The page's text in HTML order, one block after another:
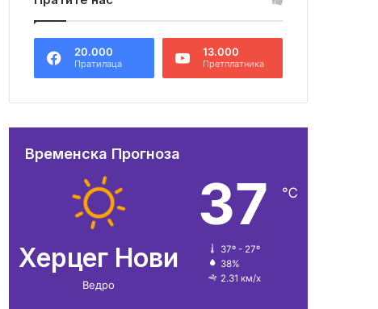
20.000
Пратилаца
13.000
Претплатника
Временска Прогноза
Херцег Нови
Ведро
37 ℃
37º - 27º
38%
2.31 км/х